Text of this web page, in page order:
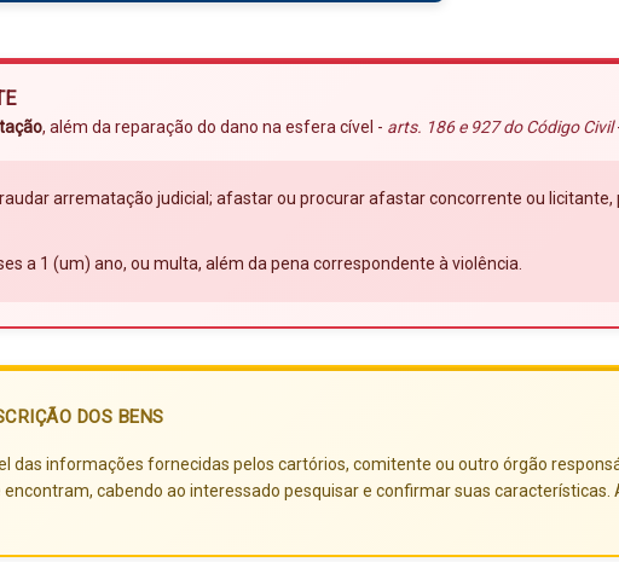
, além da reparação do dano na esfera cível - arts. 186 e 927 do Código Civil
arrematação judicial; afastar ou procurar afastar concorrente ou
a 1 (um) ano, ou multa, além da pena correspondente à violência.
DOS BENS
das informações fornecidas pelos cartórios, comitente ou outro órgão
encontram, cabendo ao interessado pesquisar e confirmar suas